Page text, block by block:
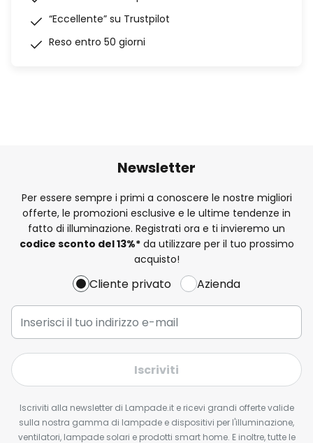
“Eccellente” su Trustpilot
Reso entro 50 giorni
Newsletter
Per essere sempre i primi a conoscere le nostre migliori
offerte, le promozioni esclusive e le ultime tendenze in
fatto di illuminazione. Registrati ora e ti invieremo un
codice sconto del13%*da utilizzare per il tuo prossimo
acquisto!
Cliente privato Azienda
Iscriviti
Iscriviti alla newsletter di Lampade.it e ricevi grandi offerte valide
sulla nostra gamma di lampade e dispositivi per l'illuminazione,
ventilatori, lampade solari e prodotti smart home. E inoltre, tutte le